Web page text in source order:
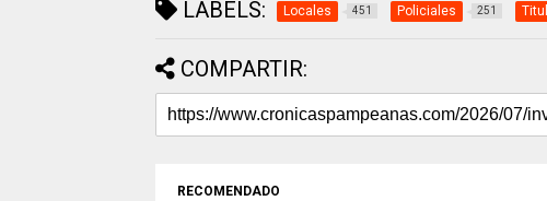
LABELS: Locales 451 Policiales 251
COMPARTIR:
RECOMENDADO